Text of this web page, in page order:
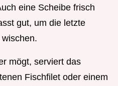
eine Scheibe frisch
gut, um die letzte
mögt, serviert das
Fischfilet oder einem